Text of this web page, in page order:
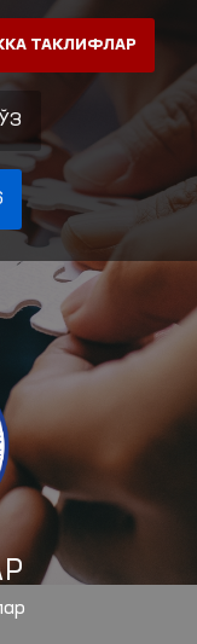
ТАКЛИФЛАР
ЎЗ